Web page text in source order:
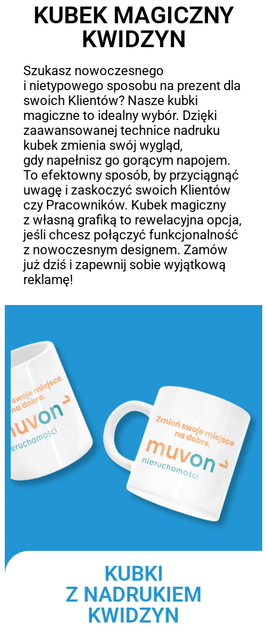
KUBEK MAGICZNY
KWIDZYN
Szukasz nowoczesnego
i nietypowego sposobu na prezent dla
swoich Klientów? Nasze kubki
magiczne to idealny wybór. Dzięki
zaawansowanej technice nadruku
kubek zmienia swój wygląd,
gdy napełnisz go gorącym napojem.
To efektowny sposób, by przyciągnąć
uwagę i zaskoczyć swoich Klientów
czy Pracowników. Kubek magiczny
z własną grafiką to rewelacyjna opcja,
jeśli chcesz połączyć funkcjonalność
z nowoczesnym designem. Zamów
już dziś i zapewnij sobie wyjątkową
reklamę!
KUBKI
Z NADRUKIEM
KWIDZYN